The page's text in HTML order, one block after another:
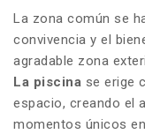
La zona común se
convivencia y el
agradable zona
La piscina se erige
espacio, creando el
momentos únicos